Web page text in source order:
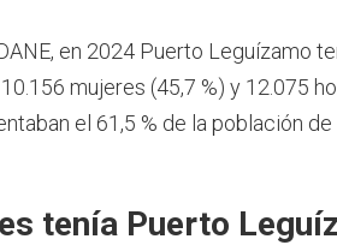
en 2024 Puerto Leguízamo
mujeres (45,7 %) y 12.075
el 61,5 % de la población
tenía Puerto